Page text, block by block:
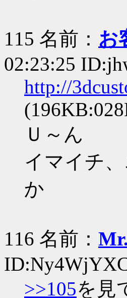
115 名前： お
02:23:25
http://
Ｕ～ん
イマイチ
か
116 名前：
>>105を見